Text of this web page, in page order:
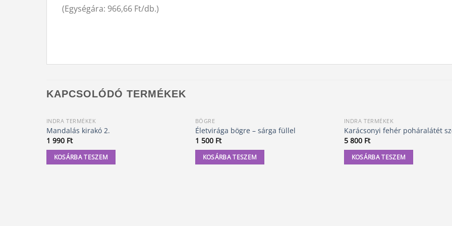
(Egységára: 966,66 Ft/db.)
KAPCSOLÓDÓ TERMÉKEK
INDRA TERMÉKEK
Mandalás kirakó 2.
1 990 Ft
KOSÁRBA TESZEM
BÖGRE
Életvirága bögre – sárga füllel
1 500 Ft
KOSÁRBA TESZEM
INDRA TERMÉKEK
Karácsonyi fehér poháralátét
5 800 Ft
KOSÁRBA TESZEM